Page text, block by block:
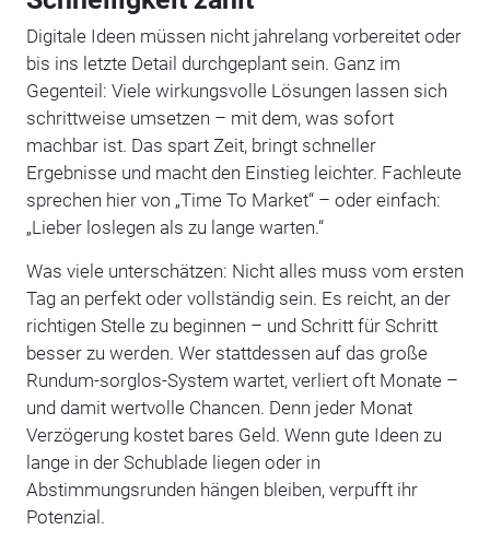
Digitale Ideen müssen nicht jahrelang vorbereitet oder
bis ins letzte Detail durchgeplant sein. Ganz im
Gegenteil: Viele wirkungsvolle Lösungen lassen sich
schrittweise umsetzen – mit dem, was sofort
machbar ist. Das spart Zeit, bringt schneller
Ergebnisse und macht den Einstieg leichter. Fachleute
sprechen hier von „Time To Market“ – oder einfach:
„Lieber loslegen als zu lange warten.“
Was viele unterschätzen: Nicht alles muss vom ersten
Tag an perfekt oder vollständig sein. Es reicht, an der
richtigen Stelle zu beginnen – und Schritt für Schritt
besser zu werden. Wer stattdessen auf das große
Rundum-sorglos-System wartet, verliert oft Monate –
und damit wertvolle Chancen. Denn jeder Monat
Verzögerung kostet bares Geld. Wenn gute Ideen zu
lange in der Schublade liegen oder in
Abstimmungsrunden hängen bleiben, verpufft ihr
Potenzial.